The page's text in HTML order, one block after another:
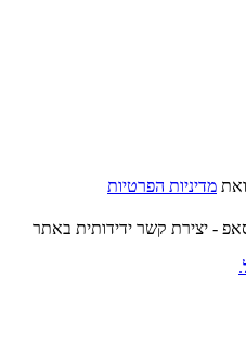
ואת מדיניות הפרטיות